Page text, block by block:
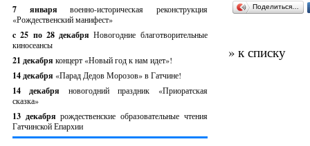
7 январявоенно-историческая реконструкция
«Рождественский манифест»
c 25 по 28 декабряНовогодние благотворительные
киносеансы
21 декабря концерт «Новый год к нам идет»!
14 декабря «Парад Дедов Морозов» в Гатчине!
14 декабря новогодний праздник «Приоратская
сказка»
13 декабрярождественские образовательные чтения
Гатчинской Епархии
Поделиться…
» к списку